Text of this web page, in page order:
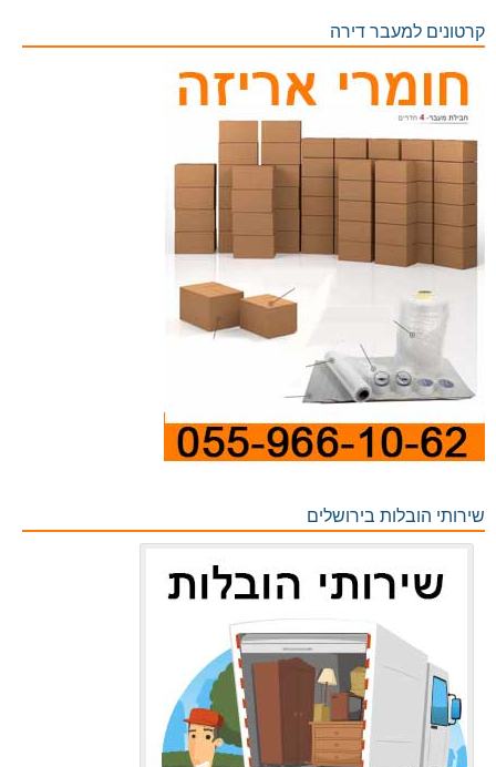
קרטונים למעבר דירה
שירותי הובלות בירושלים